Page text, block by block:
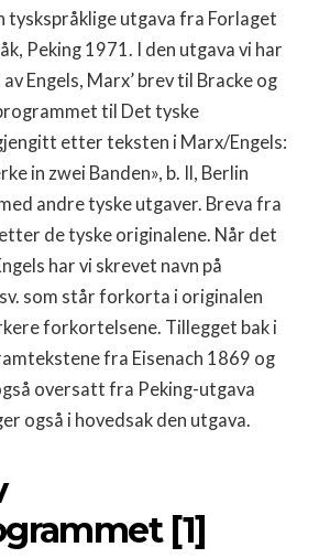
utgava fra Forlaget
Peking 1971. I den utgava vi har
Engels, Marx’ brev til Bracke og
til Det tyske
etter teksten i Marx/Engels:
in zwei Banden», b. Il, Berlin
andre tyske utgaver. Breva fra
de tyske originalene. Når det
har vi skrevet navn på
som står forkorta i originalen
forkortelsene. Tillegget bak i
fra Eisenach 1869 og
oversatt fra Peking-utgava
også i hovedsak den utgava.
[1]